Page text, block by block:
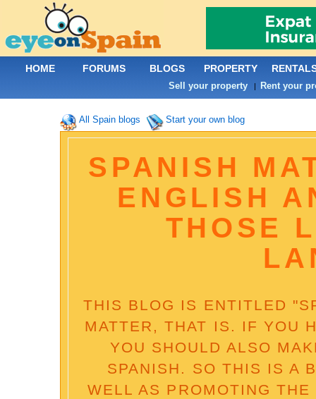
All Spain blogs Start your own blog
SPANISH
ENGLISH
THOSE
THIS BLOG IS ENTITLED
MATTER, THAT IS. IF YOU
YOU SHOULD ALSO
SPANISH. SO THIS IS A
WELL AS PROMOTING
HOME FORUMS BLOGS PROPERTY
Sell your property | Rent your